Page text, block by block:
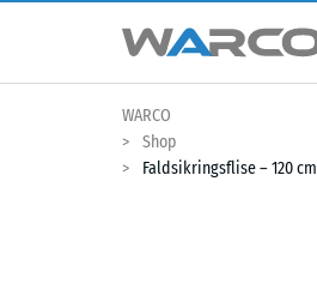
WARCO
Shop
Faldsikringsflise – 120 cm